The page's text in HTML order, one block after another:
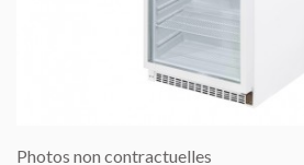
Photos non contractuelles